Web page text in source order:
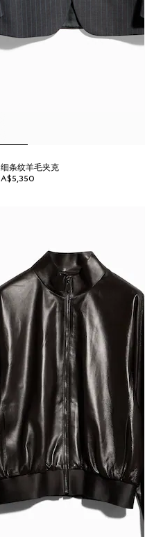
细条纹羊毛夹克
A$5,350